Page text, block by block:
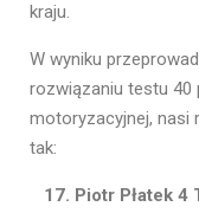
kraju.
W wyniku
rozwiązaniu testu 40
motoryzacyjnej, nasi
tak:
17. Piotr Płatek 4